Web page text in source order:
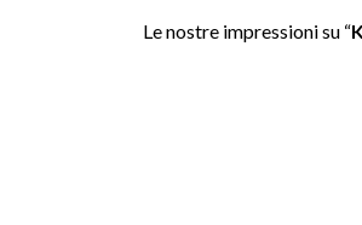
Le nostre impressioni su “